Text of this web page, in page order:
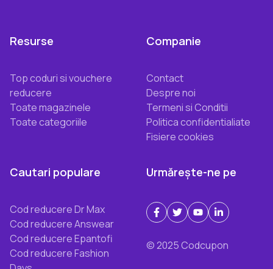
Resurse
Top coduri si vouchere
reducere
Toate magazinele
Toate categoriile
Companie
Contact
Despre noi
Termeni si Conditii
Politica confidentialiate
Fisiere cookies
Cautari populare
Cod reducere Dr Max
Cod reducere Answear
Cod reducere Epantofi
Cod reducere Fashion
Urmărește-ne pe
© 2025 Codcupon